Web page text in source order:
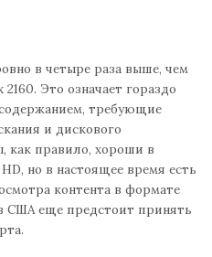
в четыре раза выше, чем
Это означает гораздо
требующие
и дискового
как правило, хороши в
но в настоящее время есть
контента в формате
США еще предстоит принять